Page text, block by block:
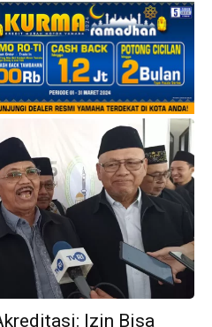
Izin Bisa